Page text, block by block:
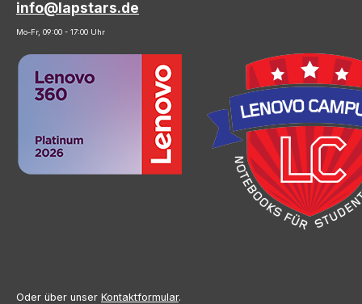
info@lapstars.de
Mo-Fr, 09:00 - 17:00 Uhr
Oder über unser Kontaktformular.